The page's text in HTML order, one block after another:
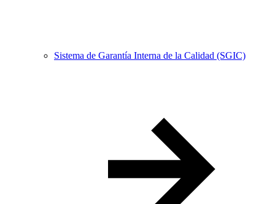
Sistema de Garantía Interna de la Calidad (SGIC)